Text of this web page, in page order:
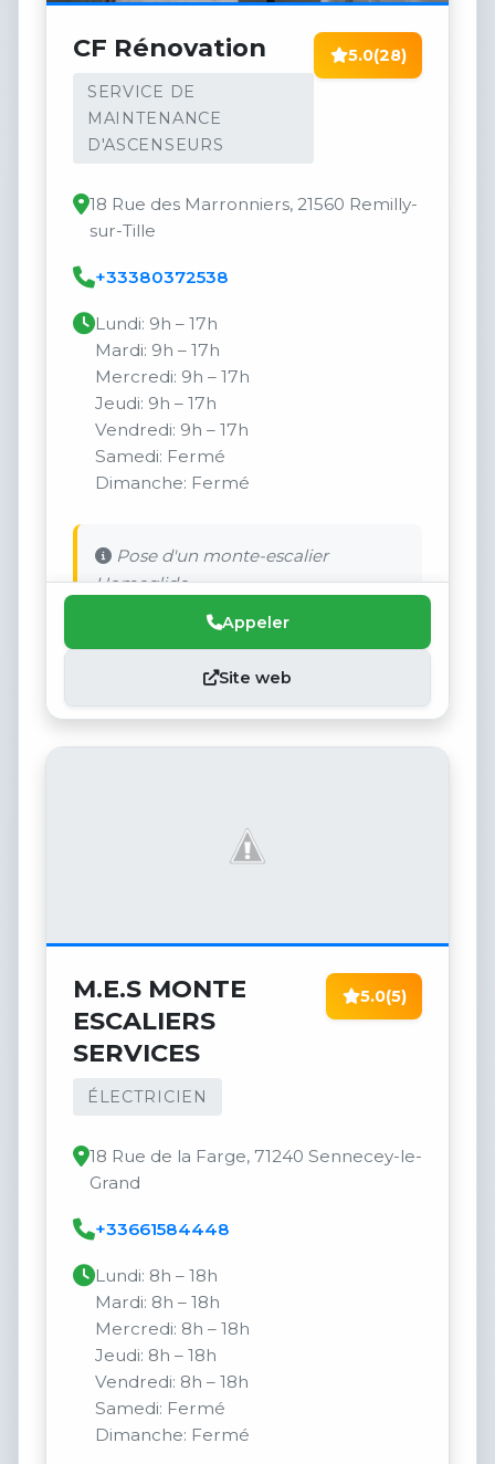
CF Rénovation
SERVICE DE
MAINTENANCE
D'ASCENSEURS
5.0(28)
18 Rue des Marronniers, 21560 Remilly-
sur-Tille
+33380372538
Lundi: 9h – 17h
Mardi: 9h – 17h
Mercredi: 9h – 17h
Jeudi: 9h – 17h
Vendredi: 9h – 17h
Samedi: Fermé
Dimanche: Fermé
Pose d'un monte-escalier
Homeglide
Appeler
Site web
M.E.S MONTE
ESCALIERS
SERVICES
ÉLECTRICIEN
5.0(5)
18 Rue de la Farge, 71240 Sennecey-le-
Grand
+33661584448
Lundi: 8h – 18h
Mardi: 8h – 18h
Mercredi: 8h – 18h
Jeudi: 8h – 18h
Vendredi: 8h – 18h
Samedi: Fermé
Dimanche: Fermé